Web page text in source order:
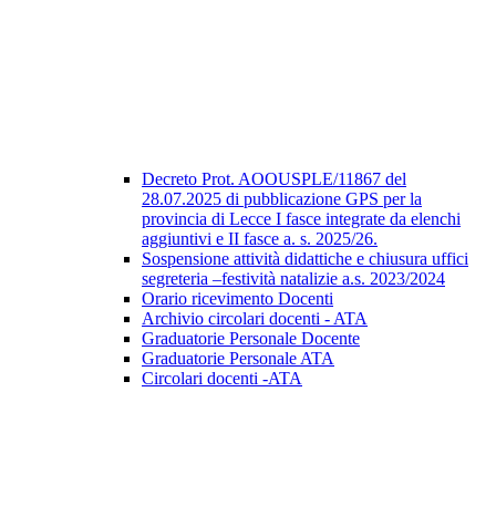
Decreto Prot. AOOUSPLE/11867 del
28.07.2025 di pubblicazione GPS per la
provincia di Lecce I fasce integrate da elenchi
aggiuntivi e II fasce a. s. 2025/26.
Sospensione attività didattiche e chiusura uffici
segreteria –festività natalizie a.s. 2023/2024
Orario ricevimento Docenti
Archivio circolari docenti - ATA
Graduatorie Personale Docente
Graduatorie Personale ATA
Circolari docenti -ATA